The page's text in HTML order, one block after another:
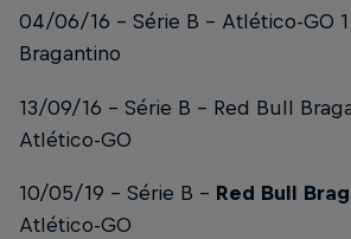
04/06/16 – Série B – Atlético-GO
Bragantino
13/09/16 – Série B – Red Bull
Atlético-GO
10/05/19 – Série B – Red Bull
Atlético-GO